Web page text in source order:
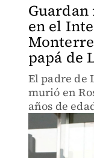
en el
papá de
El padre de
murió en
años de